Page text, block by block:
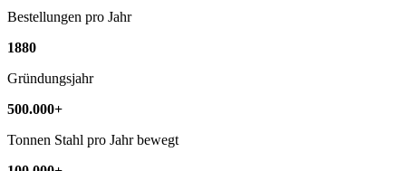
Bestellungen pro Jahr
1880
Gründungsjahr
500.000+
Tonnen Stahl pro Jahr bewegt